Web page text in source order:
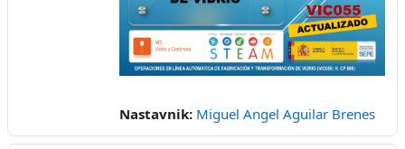
Nastavnik: Miguel Angel Aguilar Brenes